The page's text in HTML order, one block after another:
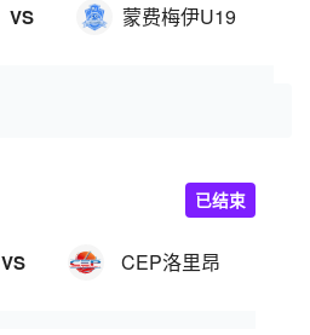
VS 蒙费梅伊U19
VS CEP洛里昂
已结束